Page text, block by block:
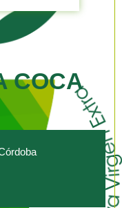
COCA